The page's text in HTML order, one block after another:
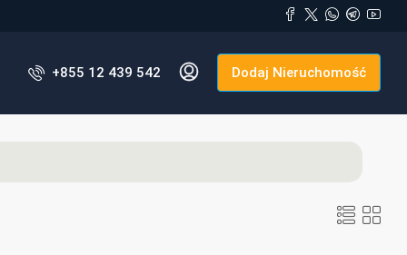
+855 12 439 542 Dodaj Nieruchomość